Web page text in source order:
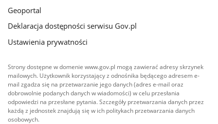
Geoportal
Deklaracja dostępności serwisu Gov.pl
Ustawienia prywatności
Strony dostępne w domenie www.gov.pl mogą zawierać adresy skrzynek
mailowych. Użytkownik korzystający z odnośnika będącego adresem e-
mail zgadza się na przetwarzanie jego danych (adres e-mail oraz
dobrowolnie podanych danych w wiadomości) w celu przesłania
odpowiedzi na przesłane pytania. Szczegóły przetwarzania danych przez
każdą z jednostek znajdują się w ich politykach przetwarzania danych
osobowych.